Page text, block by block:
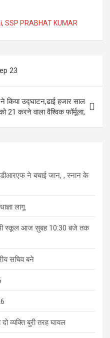
, SSP PRABHAT KUMAR
23
उद्घाटन,ढाई हजार साल
21 करने वाला वैश्विक फॉर्मूला,
ने बचाई जान, , स्नान के
लागू
स्कूल आज सुबह 10:30 बजे तक
सचिव बने
व्यक्ति बुरी तरह घायल